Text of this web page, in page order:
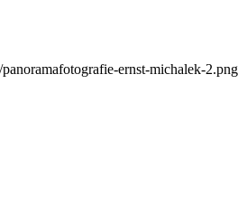
ernst-michalek-2.png